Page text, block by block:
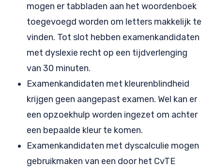
mogen er tabbladen aan het woordenboek
toegevoegd worden om letters makkelijk te
vinden. Tot slot hebben examenkandidaten
met dyslexie recht op een tijdverlenging
van 30 minuten.
Examenkandidaten met kleurenblindheid
krijgen geen aangepast examen. Wel kan er
een opzoekhulp worden ingezet om achter
een bepaalde kleur te komen.
Examenkandidaten met dyscalculie mogen
gebruikmaken van een door het CvTE